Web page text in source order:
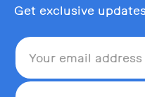
Get exclusive